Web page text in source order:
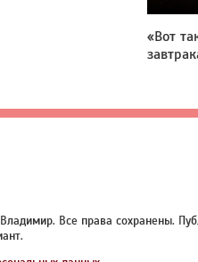
«Вот
Все права сохранены.